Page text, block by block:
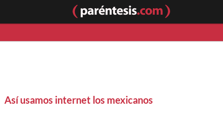
Así usamos internet los mexicanos